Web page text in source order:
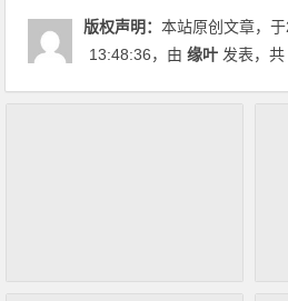
版权声明：本站原创文章，
13:48:36，由缘叶 发表，共